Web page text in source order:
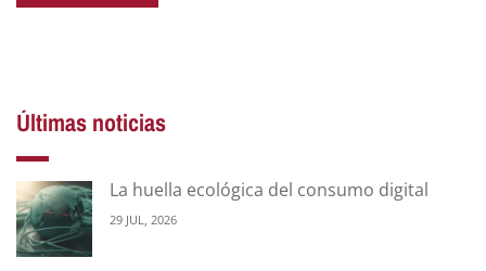
Últimas noticias
La huella ecológica del consumo digital
29 JUL, 2026